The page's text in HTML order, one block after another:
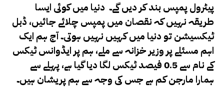
پیٹرول پمپس بند کر دیں گے۔ دنیا میں کوئی ایسا
طریقہ نہیں کہ نقصان میں پمپس چلائے جائیں، ڈبل
ٹیکسیشن تو دنیا میں کہیں نہیں ہوتی۔ آج ہم ایک
اہم مسئلے پر وزیر خزانہ سے ملے، ہم پر ایڈوانس ٹیکس
کے نام سے 0.5 فیصد ٹیکس لگا دیا گیا ہے، پہلے سے
ہمارا مارجن کم ہے جس کی وجہ سے ہم پریشان ہیں۔